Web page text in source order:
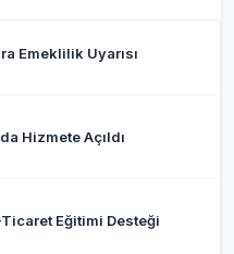
Emeklilik Uyarısı
Hizmete Açıldı
Ticaret Eğitimi Desteği